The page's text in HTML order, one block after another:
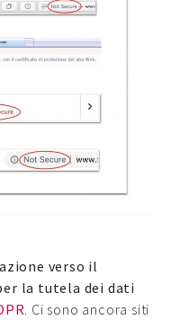
verso il
la tutela dei dati
. Ci sono ancora siti